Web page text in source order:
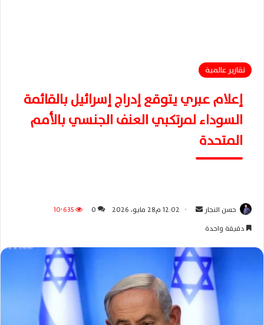
تقارير عالمية
إعلام عبري يتوقع إدراج إسرائيل بالقائمة
السوداء لمرتكبي العنف الجنسي بالأمم
المتحدة
حسن النجار
ل
ب
ي
12:02 م28 مايو، 2026 0
10٬635
دقيقة واحدة